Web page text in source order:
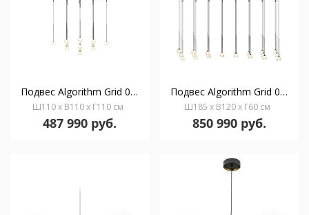
Подвес Algorithm Grid 0860 2700 K
Ш110 x В110 x Г110 см
487 990 руб.
Подвес Algorithm Grid 0875 2700 K
Ш185 x В120 x Г60 см
850 990 руб.